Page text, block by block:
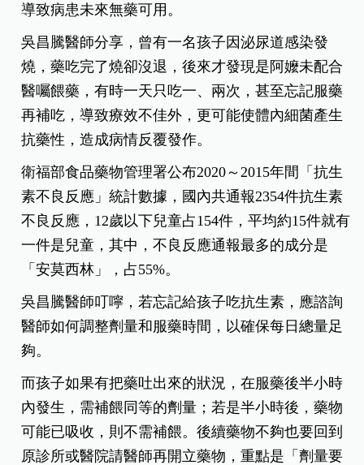
導致病患未來無藥可用。
吳昌騰醫師分享，曾有一名孩子因泌尿道感染發
燒，藥吃完了燒卻沒退，後來才發現是阿嬤未配合
醫囑餵藥，有時一天只吃一、兩次，甚至忘記服藥
再補吃，導致療效不佳外，更可能使體內細菌產生
抗藥性，造成病情反覆發作。
衛福部食品藥物管理署公布2020～2015年間「抗生
素不良反應」統計數據，國內共通報2354件抗生素
不良反應，12歲以下兒童占154件，平均約15件就有
一件是兒童，其中，不良反應通報最多的成分是
「安莫西林」，占55%。
吳昌騰醫師叮嚀，若忘記給孩子吃抗生素，應諮詢
醫師如何調整劑量和服藥時間，以確保每日總量足
夠。
而孩子如果有把藥吐出來的狀況，在服藥後半小時
內發生，需補餵同等的劑量；若是半小時後，藥物
可能已吸收，則不需補餵。後續藥物不夠也要回到
原診所或醫院請醫師再開立藥物，重點是「劑量要